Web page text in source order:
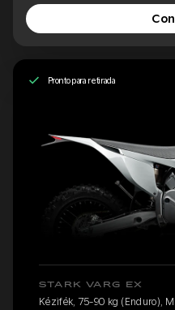
Pronto para retirada
STARK VARG EX
Kézifék, 75-90 kg (Enduro),